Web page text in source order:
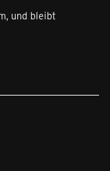
und bleibt